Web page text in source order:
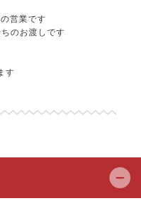
営業です
のお渡しです
す